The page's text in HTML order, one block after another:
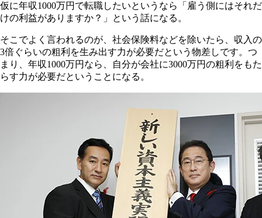
仮に年収1000万円で転職したいというなら「雇う側にはそれだ
けの利益がありますか？」という話になる。
そこでよく言われるのが、社会保険料などを除いたら、収入の
3倍ぐらいの粗利を生み出す力が必要だという物差しです。つ
まり、年収1000万円なら、自分が会社に3000万円の粗利をもた
らす力が必要だということになる。